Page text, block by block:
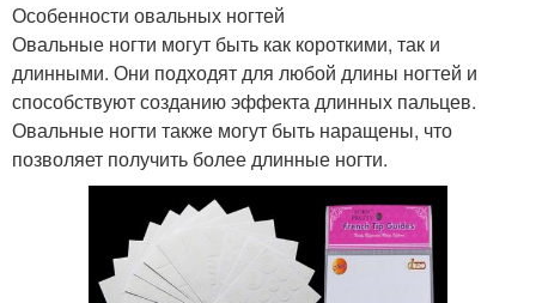
Особенности овальных ногтей
Овальные ногти могут быть как короткими, так и
длинными. Они подходят для любой длины ногтей и
способствуют созданию эффекта длинных пальцев.
Овальные ногти также могут быть наращены, что
позволяет получить более длинные ногти.